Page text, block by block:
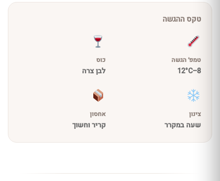
טקס ההגשה
טמפ׳ הגשה
8–12°C
כוס
לבן צרה
צינון
שעה במקרר
אחסון
קריר וחשוך